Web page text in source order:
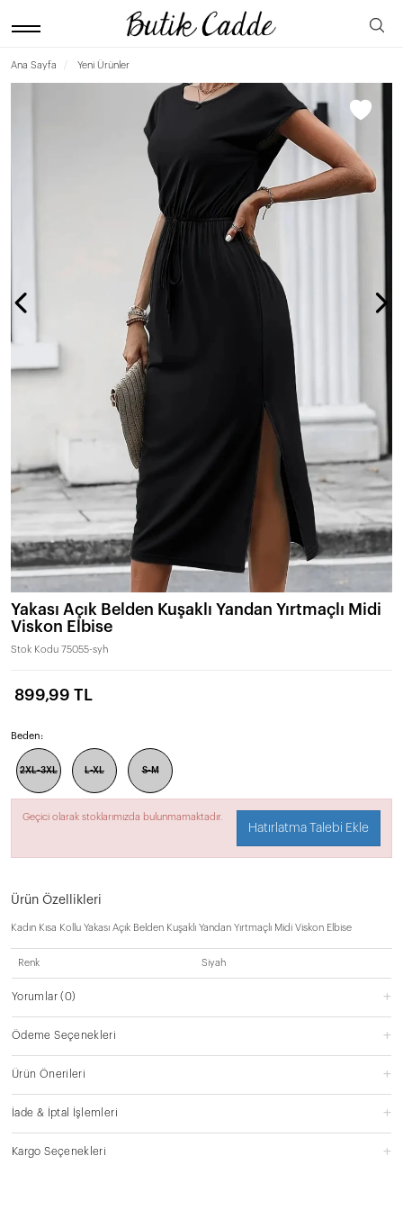
Ana Sayfa Yeni Ürünler
Yakası Açık Belden Kuşaklı Yandan Yırtmaçlı Midi
Viskon Elbise
Stok Kodu 75055-syh
899,99 TL
Beden:
2XL-3XL L-XL S-M
Geçici olarak stoklarımızda bulunmamaktadır.
Hatırlatma Talebi Ekle
Ürün Özellikleri
Kadın Kısa Kollu Yakası Açık Belden Kuşaklı Yandan Yırtmaçlı Midi Viskon Elbise
Renk Siyah
Yorumlar(0)
Ödeme Seçenekleri
Ürün Önerileri
İade & İptal İşlemleri
Kargo Seçenekleri